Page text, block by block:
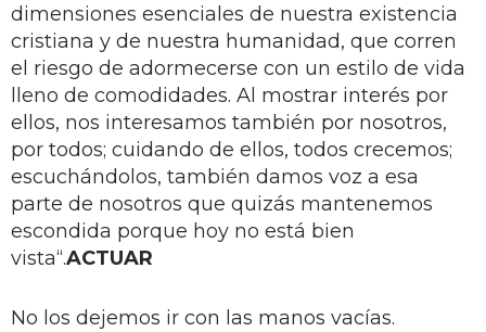
dimensiones esenciales de nuestra existencia
cristiana y de nuestra humanidad, que corren
el riesgo de adormecerse con un estilo de vida
lleno de comodidades. Al mostrar interés por
ellos, nos interesamos también por nosotros,
por todos; cuidando de ellos, todos crecemos;
escuchándolos, también damos voz a esa
parte de nosotros que quizás mantenemos
escondida porque hoy no está bien
vista“.ACTUAR
No los dejemos ir con las manos vacías.